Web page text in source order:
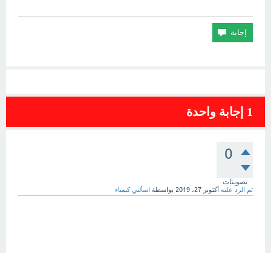
1 إجابة واحدة
0
تصويتات
تم الرد عليه أكتوبر 27، 2019 بواسطة اسألني كيمياء